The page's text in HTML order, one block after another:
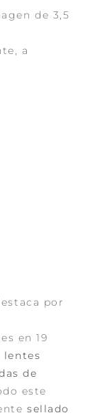
de 3,5
a
por
en 19
lentes
de
este
sellado